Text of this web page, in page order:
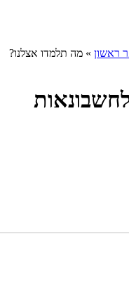
ראשון » מה תלמדו אצלנו?